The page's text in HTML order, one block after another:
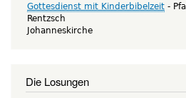
Gottesdienst mit Kinderbibelzeit
Rentzsch
Johanneskirche
Die Losungen